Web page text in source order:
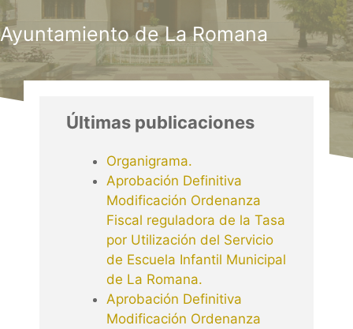
Ayuntamiento de La Romana
Últimas publicaciones
Organigrama.
Aprobación Definitiva
Modificación Ordenanza
Fiscal reguladora de la Tasa
por Utilización del Servicio
de Escuela Infantil Municipal
de La Romana.
Aprobación Definitiva
Modificación Ordenanza